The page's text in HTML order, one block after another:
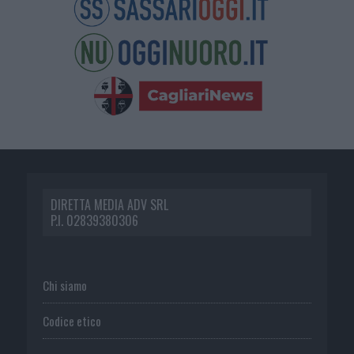
DIRETTA MEDIA ADV SRL
P.I. 02839380306
Chi siamo
Codice etico